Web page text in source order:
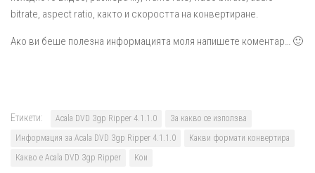
bitrate, aspect ratio, както и скоростта на конвертиране.
Ако ви беше полезна информацията моля напишете коментар… 🙂
Етикети: Acala DVD 3gp Ripper 4.1.1.0
За какво се използва
Информация за Acala DVD 3gp Ripper 4.1.1.0
Какви формати конвертира
Какво е Acala DVD 3gp Ripper
Кои